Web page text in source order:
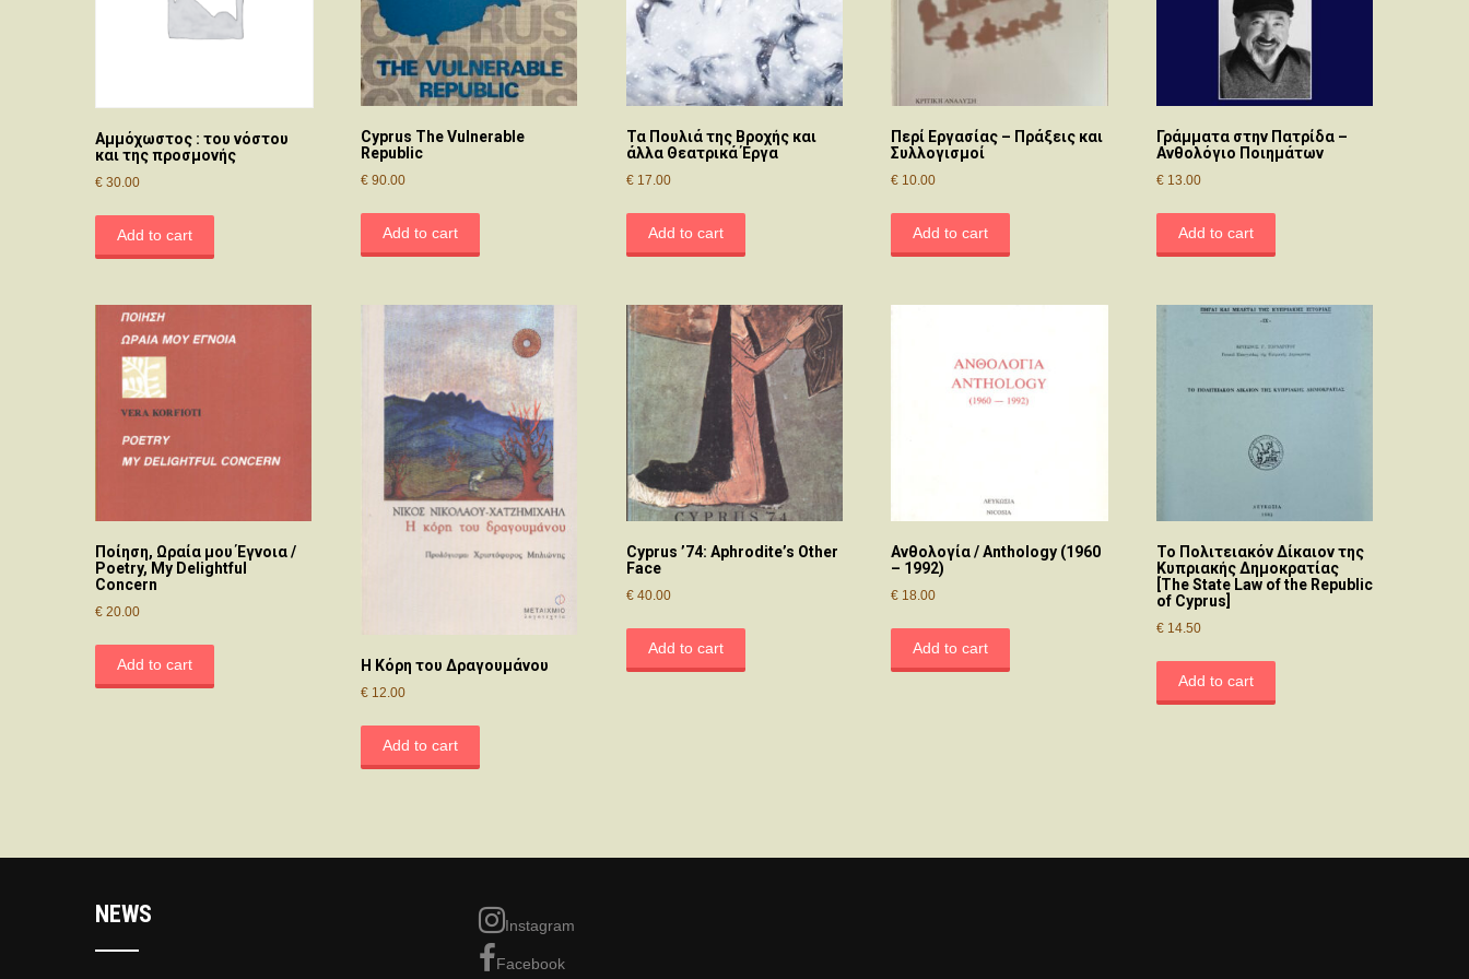
Αμμόχωστος : του νόστου
και της προσμονής
€ 30.00
Add to cart
Cyprus The Vulnerable
Republic
€90.00
Add to cart
Τα Πουλιά της Βροχής και
άλλα Θεατρικά Έργα
€17.00
Add to cart
Περί Εργασίας – Πράξεις και
Συλλογισμοί
€ 10.00
Add to cart
Γράμματα στην Πατρίδα –
Ανθολόγιο Ποιημάτων
€ 13.00
Add to cart
Ποίηση, Ωραία μου Έγνοια /
Poetry, My Delightful
Concern
€ 20.00
Add to cart Η Κόρη του Δραγουμάνου
€12.00
Add to cart
Cyprus ’74: Aphrodite’s Other
Face
€40.00
Add to cart
Ανθολογία / Anthology (1960
– 1992)
€ 18.00
Add to cart
Το Πολιτειακόν Δίκαιον της
Κυπριακής Δημοκρατίας
[The State Law of the Republic
of Cyprus]
€ 14.50
Add to cart
NEWS Instagram
Facebook